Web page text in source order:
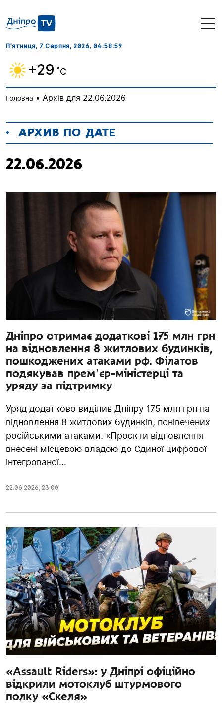
П’ятниця, 7 Серпня, 2026, 04:59:00
+29 ˚C
Головна • Архів для 22.06.2026
АРХИВ ПО ДАТЕ
22.06.2026
Дніпро отримає додаткові 175 млн грн
на відновлення 8 житлових будинків,
пошкоджених атаками рф. Філатов
подякував премʼєр-міністерці та
уряду за підтримку
Уряд додатково виділив Дніпру 175 млн грн на
відновлення 8 житлових будинків, понівечених
російськими атаками. «Проєкти відновлення
внесені місцевою владою до Єдиної цифрової
інтегрованої...
22.06.2026, 23:00
«Assault Riders»: у Дніпрі офіційно
відкрили мотоклуб штурмового
полку «Скеля»